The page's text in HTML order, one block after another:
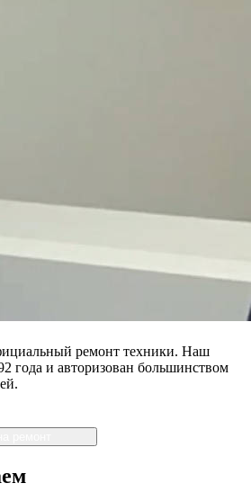
ремонт техники. Наш
года и авторизован большинством